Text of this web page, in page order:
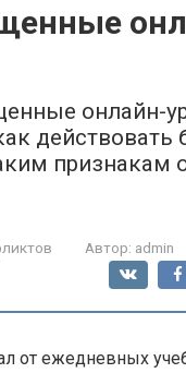
онлайн-
действовать
признакам
Автор: admin
от ежедневных